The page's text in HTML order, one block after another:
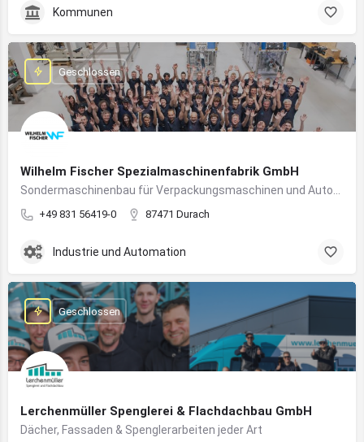
Kommunen
Wilhelm Fischer Spezialmaschinenfabrik GmbH
+49 831 56419-0 87471 Durach
Geschlossen
Industrie und Automation
Lerchenmüller Spenglerei & Flachdachbau GmbH
Dächer, Fassaden & Spenglerarbeiten jeder Art
Geschlossen